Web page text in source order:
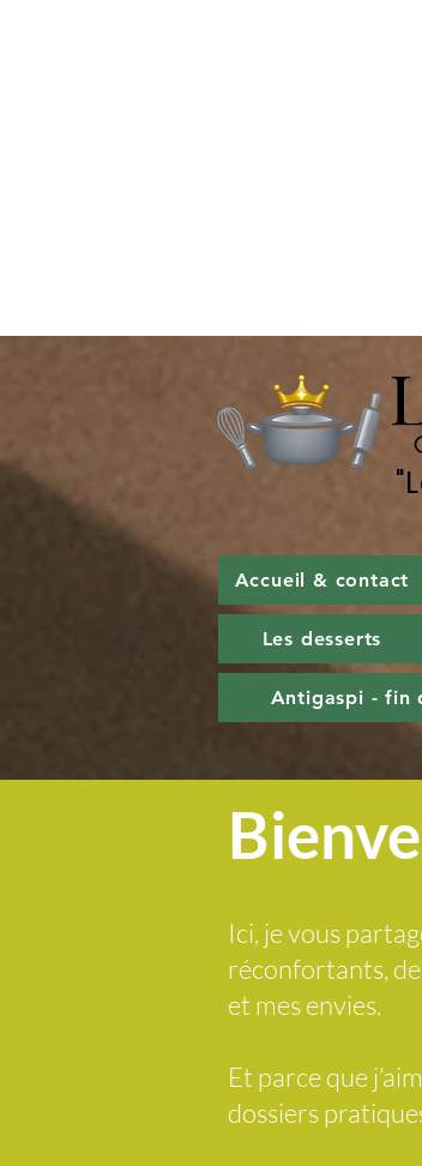
Accueil & contact
Les desserts
Antigaspi - fin
Ici, je vous
réconfortants,
et mes envies.
Et parce que
dossiers